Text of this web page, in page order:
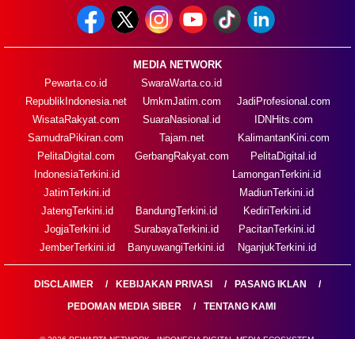
MEDIA NETWORK
Pewarta.co.id
RepublikIndonesia.net
WisataRakyat.com
SamudraPikiran.com
PelitaDigital.com
SwaraWarta.co.id
UmkmJatim.com
SuaraNasional.id
Tajam.net
GerbangRakyat.com
JadiProfesional.com
IDNHits.com
KalimantanKini.com
PelitaDigital.id
IndonesiaTerkini.id
JatimTerkini.id
JatengTerkini.id
JogjaTerkini.id
JemberTerkini.id
BandungTerkini.id
SurabayaTerkini.id
BanyuwangiTerkini.id
LamonganTerkini.id
MadiunTerkini.id
KediriTerkini.id
PacitanTerkini.id
NganjukTerkini.id
DISCLAIMER KEBIJAKAN PRIVASI
PASANG IKLAN
PEDOMAN MEDIA SIBER
TENTANG KAMI